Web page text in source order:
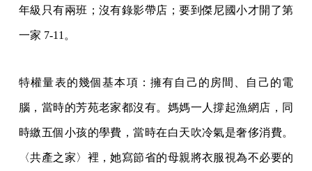
年級只有兩班；沒有錄影帶店；要到傑尼國小才開了第
一家 7-11。
特權量表的幾個基本項：擁有自己的房間、自己的電
腦，當時的芳苑老家都沒有。媽媽一人撐起漁網店，同
時繳五個小孩的學費，當時在白天吹冷氣是奢侈消費。
〈共產之家〉裡，她寫節省的母親將衣服視為不必要的